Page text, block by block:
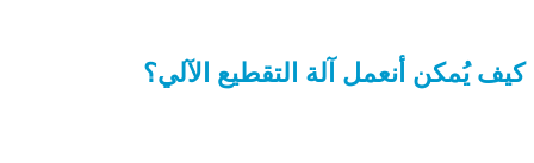
كيف يُمكن أنعمل آلة التقطيع الآلي؟